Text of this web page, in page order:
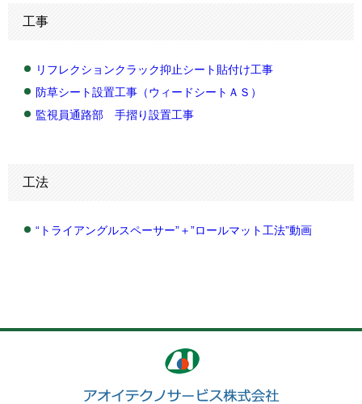
工事
リフレクションクラック抑止シート貼付け工事
防草シート設置工事（ウィードシートＡＳ）
監視員通路部 手摺り設置工事
工法
“トライアングルスペーサー”＋”ロールマット工法”動画